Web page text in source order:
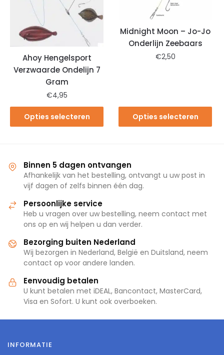
Ahoy Hengelsport
Verzwaarde Ondelijn 7
Gram
€4,95
Opties selecteren
Midnight Moon – Jo-Jo
Onderlijn Zeebaars
€2,50
Opties selecteren
Binnen 5 dagen ontvangen
Afhankelijk van het bestelling, ontvangt u uw post in
vijf dagen of zelfs binnen één dag.
Persoonlijke service
Heb u vragen over uw bestelling, neem contact met
ons op en wij helpen u dan verder.
Bezorging buiten Nederland
Wij bezorgen in Nederland, België en Duitsland, neem
contact op voor andere landen.
Eenvoudig betalen
U kunt betalen met iDEAL, Bancontact, MasterCard,
Visa en Sofort. U kunt ook overboeken.
INFORMATIE